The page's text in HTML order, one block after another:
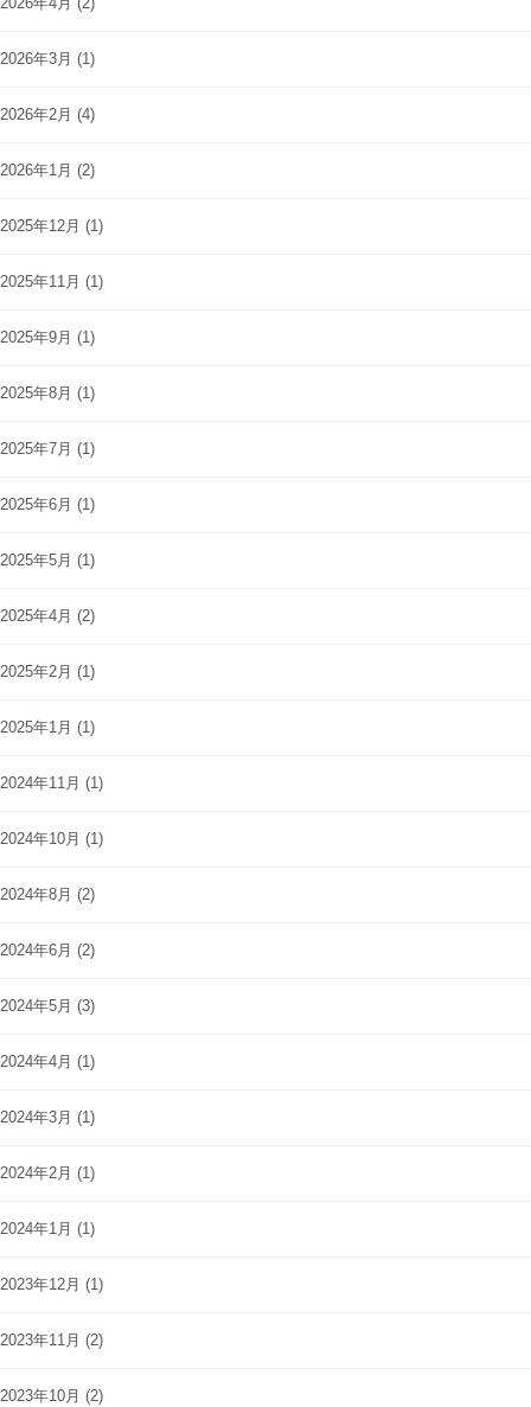
2026年3月 (1)
2026年2月 (4)
2026年1月 (2)
2025年12月 (1)
2025年11月 (1)
2025年9月 (1)
2025年8月 (1)
2025年7月 (1)
2025年6月 (1)
2025年5月 (1)
2025年4月 (2)
2025年2月 (1)
2025年1月 (1)
2024年11月 (1)
2024年10月 (1)
2024年8月 (2)
2024年6月 (2)
2024年5月 (3)
2024年4月 (1)
2024年3月 (1)
2024年2月 (1)
2024年1月 (1)
2023年12月 (1)
2023年11月 (2)
2023年10月 (2)